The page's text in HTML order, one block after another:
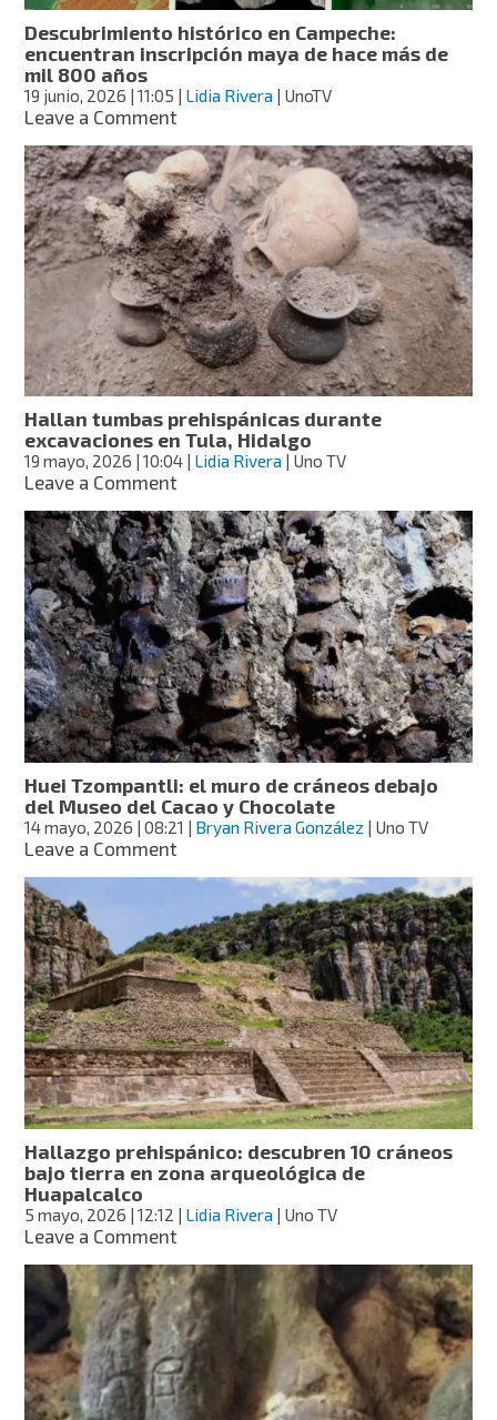
Descubrimiento histórico en Campeche:
encuentran inscripción maya de hace más de
mil 800 años
19 junio, 2026 | 11:05 | Lidia Rivera | UnoTV
Leave a Commenton
histórico
en
Campeche:
encuentran
inscripción
maya
de
hace
más
de
mil
800
años
Hallan tumbas prehispánicas durante
excavaciones en Tula, Hidalgo
19 mayo, 2026 | 10:04 Lidia Rivera | Uno TV
Leave a Commenton
tumbas
prehispánicas
durante
excavaciones
en
Tula,
Hidalgo
Huei Tzompantli: el muro de cráneos debajo
del Museo del Cacao y Chocolate
14 mayo, 2026 | 08:21 | Bryan Rivera González | Uno TV
Leave a Commenton
Tzompantli:
muro
de
cráneos
debajo
del
Museo
del
Cacao
y
Chocolate
Hallazgo prehispánico: descubren 10 cráneos
bajo tierra en zona arqueológica de
Huapalcalco
5 mayo, 2026 | 12:12 | Lidia Rivera | Uno TV
Leave a Commenton
prehispánico:
descubren
10
cráneos
bajo
tierra
en